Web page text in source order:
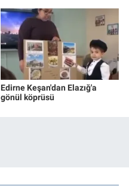
Edirne Keşan'dan Elazığ'a
gönül köprüsü